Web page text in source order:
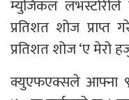
म्युजिकल लभस्टोरीले
प्रतिशत शोज प्राप्त
प्रतिशत शोज ‘ए मेरो
क्युएफएक्सले आफ्ना ९